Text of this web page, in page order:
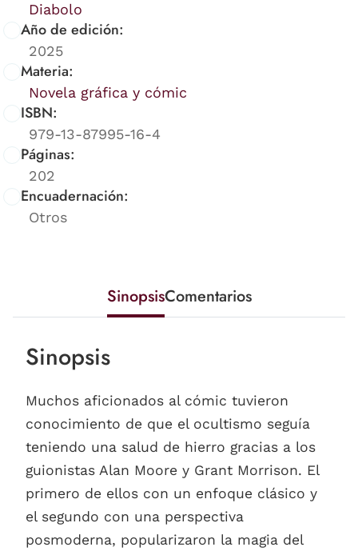
Diabolo
Año de edición:
2025
Materia:
Novela gráfica y cómic
ISBN:
979-13-87995-16-4
Páginas:
202
Encuadernación:
Otros
SinopsisComentarios
Sinopsis
Muchos aficionados al cómic tuvieron
conocimiento de que el ocultismo seguía
teniendo una salud de hierro gracias a los
guionistas Alan Moore y Grant Morrison. El
primero de ellos con un enfoque clásico y
el segundo con una perspectiva
posmoderna, popularizaron la magia del